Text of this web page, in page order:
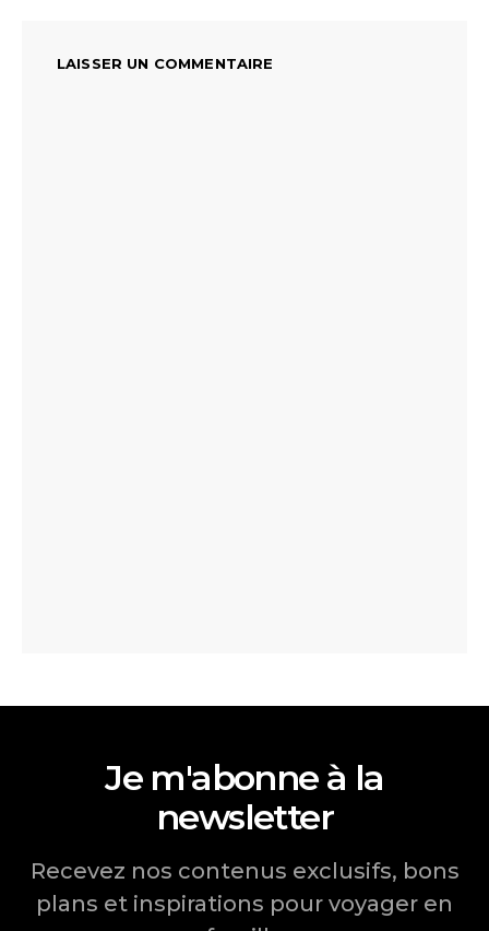
LAISSER UN COMMENTAIRE
Je m'abonne à la
newsletter
Recevez nos contenus exclusifs, bons
plans et inspirations pour voyager en